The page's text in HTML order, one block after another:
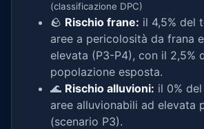
(classificazione DPC)
🪨 Rischio frane: il 4,5% del
aree a pericolosità da frana
elevata (P3-P4), con il 2,5%
popolazione esposta.
🌊 Rischio alluvioni: il 0%
aree alluvionabili ad elevata
(scenario P3).